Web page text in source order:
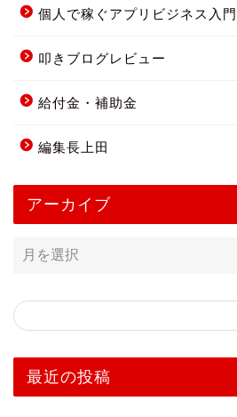
個人で稼ぐアプリビジネス入門
叩きブログレビュー
給付金・補助金
編集長上田
アーカイブ
最近の投稿